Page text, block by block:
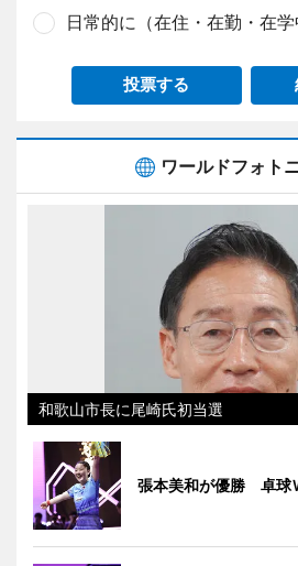
日常的に（在住・在勤・在学
投票する
ワールドフォト
和歌山市長に尾崎氏初当選
張本美和が優勝 卓球